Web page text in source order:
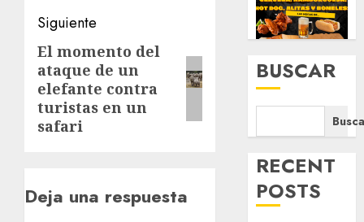
Siguiente
Siguiente
entrada:
El momento del
ataque de un
elefante contra
turistas en un
safari
Deja una respuesta
BUSCAR
RECENT
POSTS